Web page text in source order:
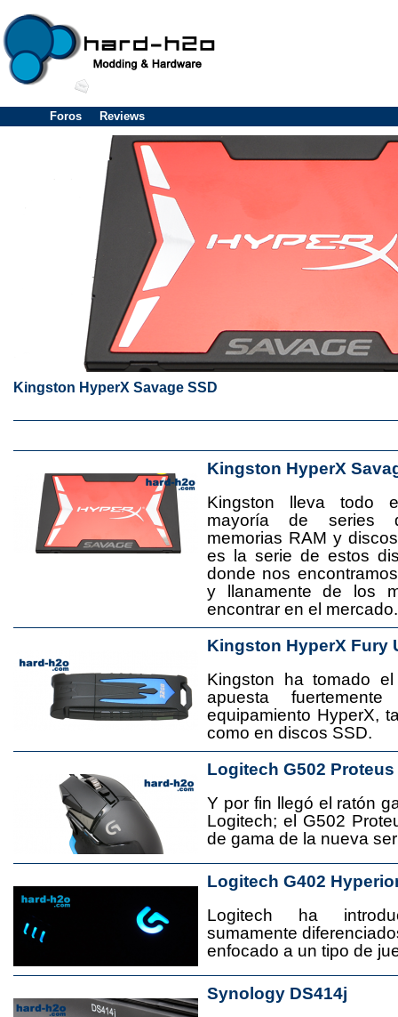
Foros Reviews
Kingston HyperX Savage SSD
Kingston HyperX
Kingston lleva todo
mayoría de series
memorias RAM y
es la serie de estos
donde nos
y llanamente de los
encontrar en el mercado.
Kingston HyperX Fury
Kingston ha tomado
apuesta
equipamiento HyperX,
como en discos SSD.
Logitech G502 Proteus
Y por fin llegó el ratón
Logitech; el G502
de gama de la nueva
Logitech G402
Logitech ha
sumamente
enfocado a un tipo de
Synology DS414j